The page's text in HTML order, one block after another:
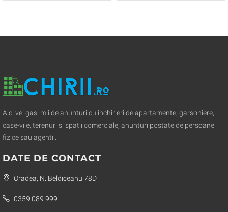
Aici vei gasi mii de anunturi cu inchirieri de apartamente, garsoniere,
case-vile, terenuri si spatii comerciale, anunturi postate de persoane
fizice sau agentii.
DATE DE CONTACT
Oradea, N. Beldiceanu 78D
0359 089 999